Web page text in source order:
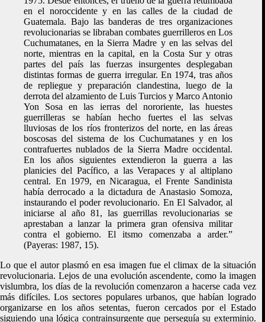
en el noroccidente y en las calles de la ciudad de
Guatemala. Bajo las banderas de tres organizaciones
revolucionarias se libraban combates guerrilleros en Los
Cuchumatanes, en la Sierra Madre y en las selvas del
norte, mientras en la capital, en la Costa Sur y otras
partes del país las fuerzas insurgentes desplegaban
distintas formas de guerra irregular. En 1974, tras años
de repliegue y preparación clandestina, luego de la
derrota del alzamiento de Luis Turcios y Marco Antonio
Yon Sosa en las ierras del nororiente, las huestes
guerrilleras se habían hecho fuertes el las selvas
lluviosas de los ríos fronterizos del norte, en las áreas
boscosas del sistema de los Cuchumatanes y en los
contrafuertes nublados de la Sierra Madre occidental.
En los años siguientes extendieron la guerra a las
planicies del Pacífico, a las Verapaces y al altiplano
central. En 1979, en Nicaragua, el Frente Sandinista
había derrocado a la dictadura de Anastasio Somoza,
instaurando el poder revolucionario. En El Salvador, al
iniciarse al año 81, las guerrillas revolucionarias se
aprestaban a lanzar la primera gran ofensiva militar
contra el gobierno. El itsmo comenzaba a arder.”
(Payeras: 1987, 15).
Lo que el autor plasmó en esa imagen fue el climax de la situación
revolucionaria. Lejos de una evolución ascendente, como la imagen
vislumbra, los días de la revolución comenzaron a hacerse cada vez
más difíciles. Los sectores populares urbanos, que habían logrado
organizarse en los años setentas, fueron cercados por el Estado
siguiendo una lógica contrainsurgente que perseguía su exterminio.